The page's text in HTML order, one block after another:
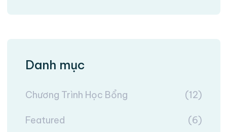
Danh mục
Chương Trình Học Bổng (12)
Featured (6)